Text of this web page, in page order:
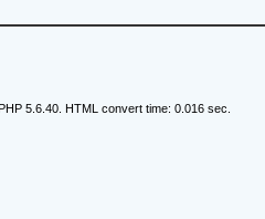
5.6.40. HTML convert time: 0.016 sec.